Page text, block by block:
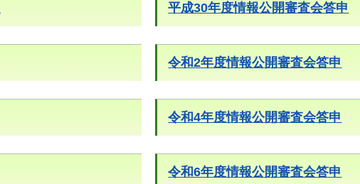
平成30年度情報公開審査会答申
令和2年度情報公開審査会答申
令和4年度情報公開審査会答申
令和6年度情報公開審査会答申